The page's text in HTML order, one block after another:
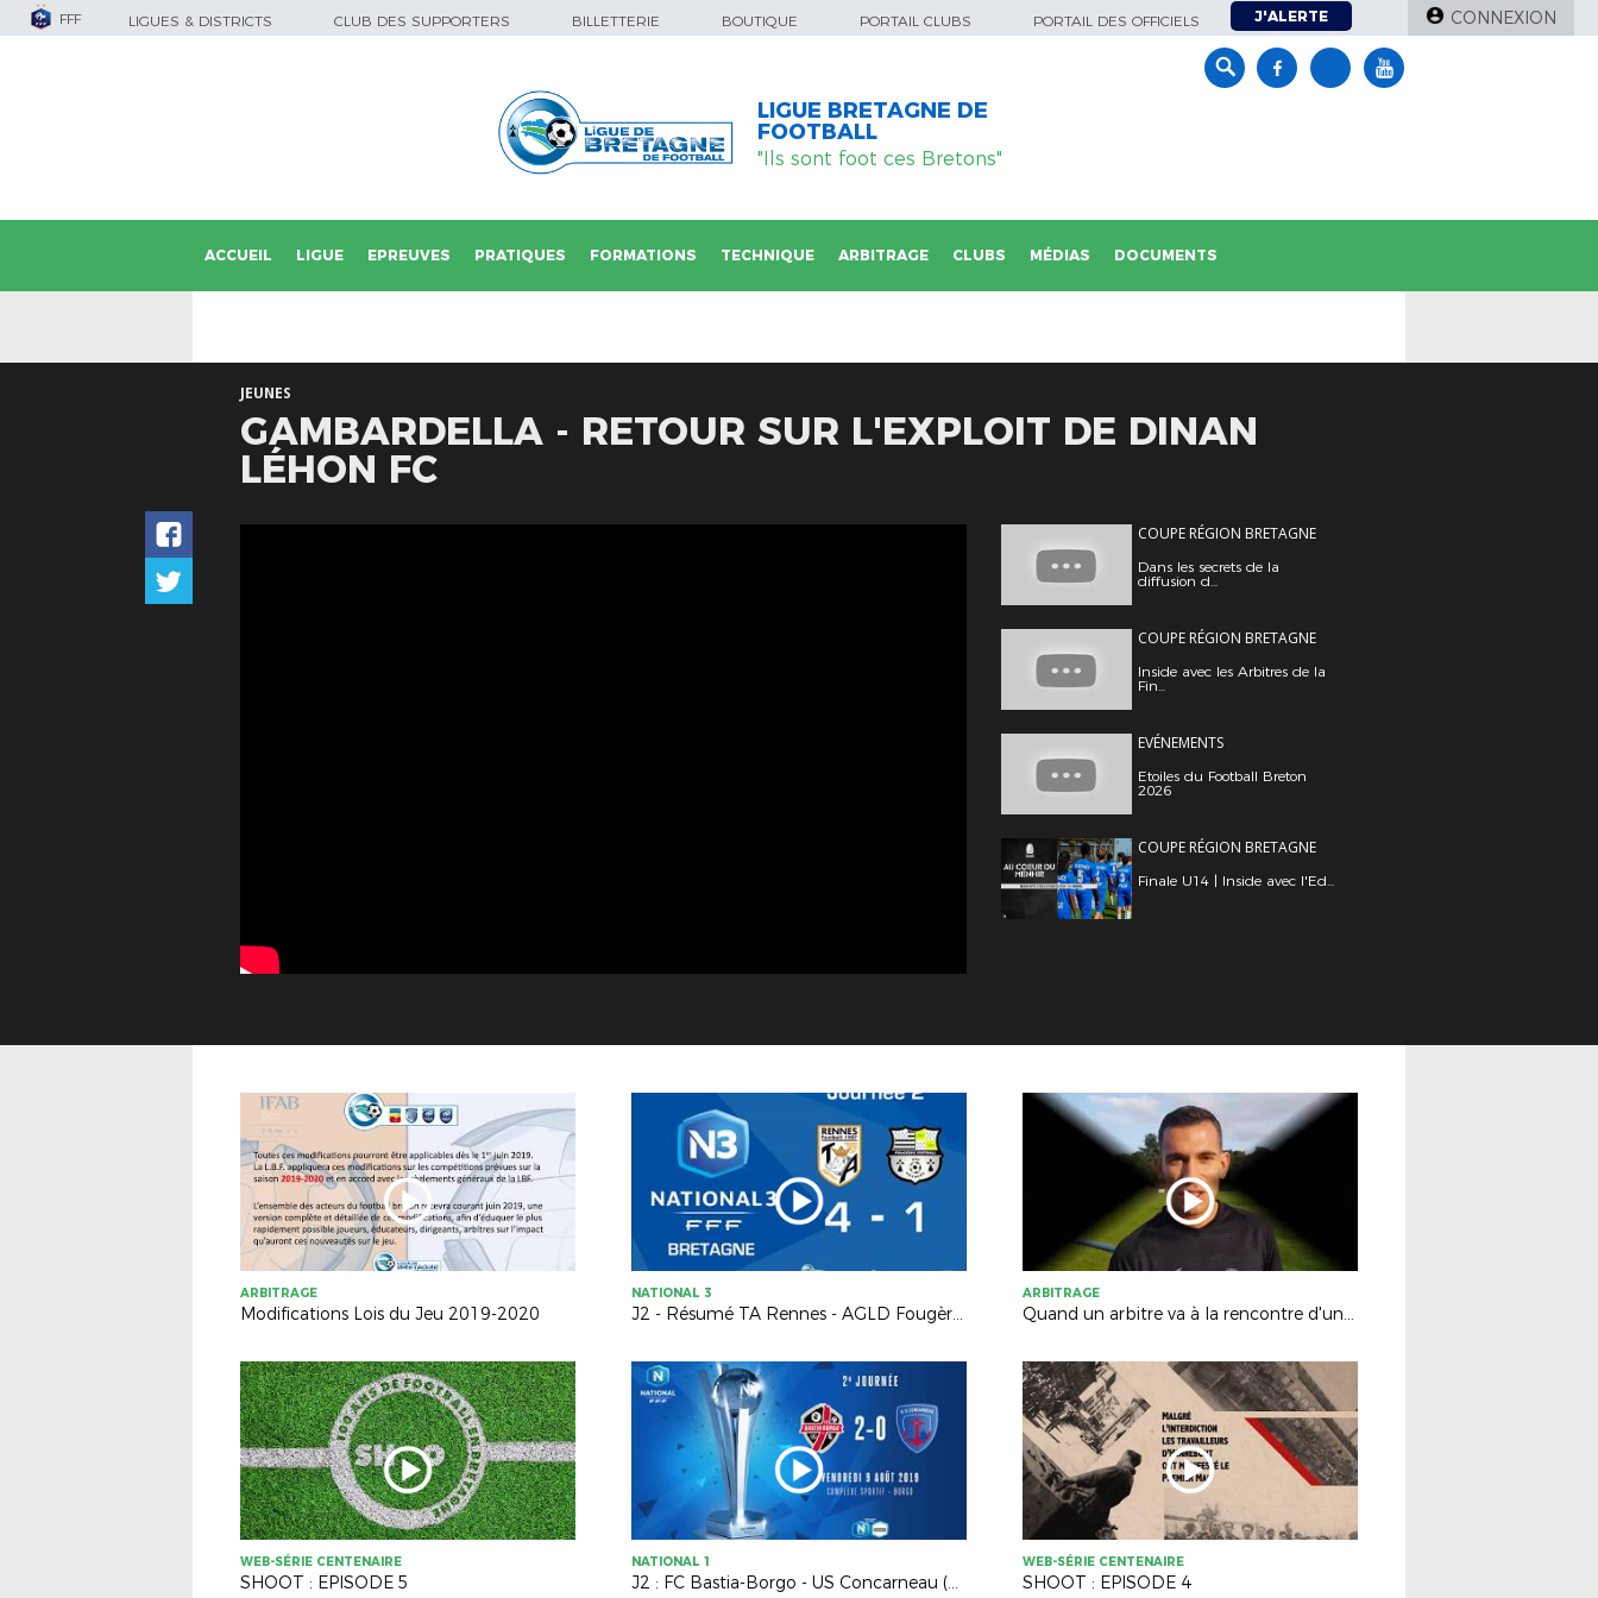
FFF LIGUES & DISTRICTS CLUB DES SUPPORTERS BILLETTERIE BOUTIQUE PORTAIL CLUBS PORTAIL DES OFFICIELS J'ALERTE CONNEXION
LIGUE BRETAGNE DE
FOOTBALL
"Ils sont foot ces Bretons"
ACCUEIL LIGUE EPREUVES PRATIQUES FORMATIONS TECHNIQUE ARBITRAGE CLUBS MÉDIAS DOCUMENTS
JEUNES
GAMBARDELLA - RETOUR SUR L'EXPLOIT DE DINAN
LÉHON FC
COUPE RÉGION BRETAGNE
Dans les secrets de la
diffusion d...
COUPE RÉGION BRETAGNE
Inside avec les Arbitres de la
Fin...
EVÉNEMENTS
Etoiles du Football Breton
2026
COUPE RÉGION BRETAGNE
Finale U14 | Inside avec l'Ed...
ARBITRAGE
Modifications Lois du Jeu 2019-2020
NATIONAL 3
J2 - Résumé TA Rennes - AGLD Fougères (4-1)
ARBITRAGE
Quand un arbitre va à la rencontre d'un club...
WEB-SÉRIE CENTENAIRE
SHOOT : EPISODE 5
NATIONAL 1
J2 : FC Bastia-Borgo - US Concarneau (2-0), le résumé
WEB-SÉRIE CENTENAIRE
SHOOT : EPISODE 4